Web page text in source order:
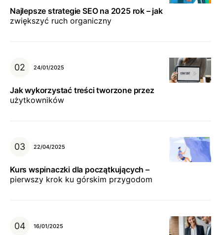
Najlepsze strategie SEO na 2025 rok – jak
zwiększyć ruch organiczny
24/01/2025
Jak wykorzystać treści tworzone przez
użytkowników
22/04/2025
Kurs wspinaczki dla początkujących –
pierwszy krok ku górskim przygodom
16/01/2025